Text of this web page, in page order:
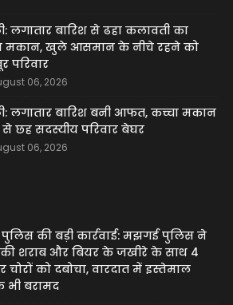
लगातार बारिश से ढहा कलावती का
मकान, खुले आसमान के नीचे रहने को
परिवार
06, 2026
लगातार बारिश बनी आफत, कच्चा मकान
छह सदस्यीय परिवार बेघर
06, 2026
पुलिस की बड़ी कार्रवाई: मझगई पुलिस ने
की शराब और बियर के जखीरे के साथ 4
चोरों को दबोचा, वारदात में इस्तेमाल
भी बरामद